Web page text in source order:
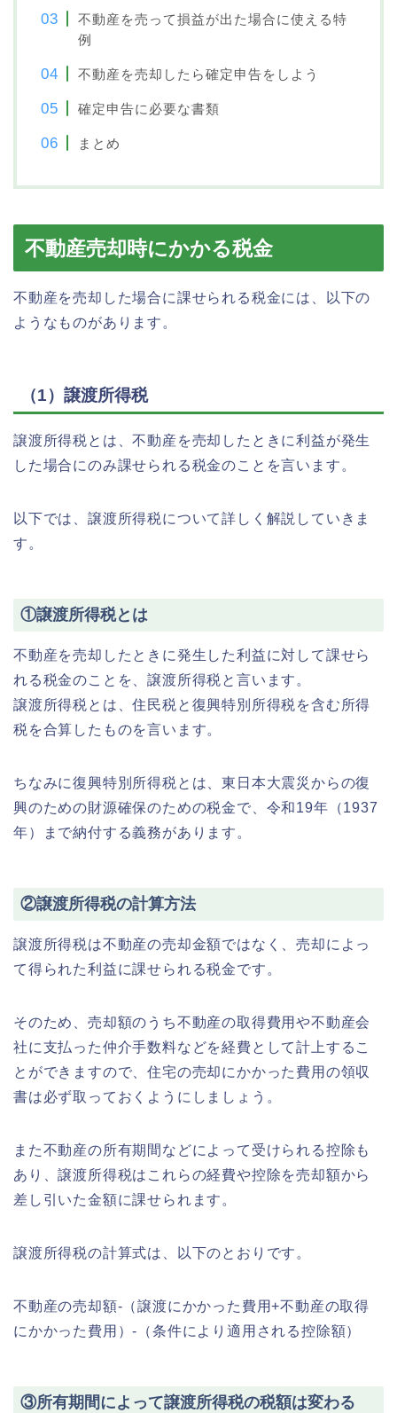
不動産を売って損益が出た場合に使える特
例
不動産を売却したら確定申告をしよう
確定申告に必要な書類
まとめ
不動産売却時にかかる税金
不動産を売却した場合に課せられる税金には、以下の
ようなものがあります。
（1）譲渡所得税
譲渡所得税とは、不動産を売却したときに利益が発生
した場合にのみ課せられる税金のことを言います。
以下では、譲渡所得税について詳しく解説していきま
す。
①譲渡所得税とは
不動産を売却したときに発生した利益に対して課せら
れる税金のことを、譲渡所得税と言います。
譲渡所得税とは、住民税と復興特別所得税を含む所得
税を合算したものを言います。
ちなみに復興特別所得税とは、東日本大震災からの復
興のための財源確保のための税金で、令和19年（1937
年）まで納付する義務があります。
②譲渡所得税の計算方法
譲渡所得税は不動産の売却金額ではなく、売却によっ
て得られた利益に課せられる税金です。
そのため、売却額のうち不動産の取得費用や不動産会
社に支払った仲介手数料などを経費として計上するこ
とができますので、住宅の売却にかかった費用の領収
書は必ず取っておくようにしましょう。
また不動産の所有期間などによって受けられる控除も
あり、譲渡所得税はこれらの経費や控除を売却額から
差し引いた金額に課せられます。
譲渡所得税の計算式は、以下のとおりです。
不動産の売却額-（譲渡にかかった費用+不動産の取得
にかかった費用）-（条件により適用される控除額）
③所有期間によって譲渡所得税の税額は変わる